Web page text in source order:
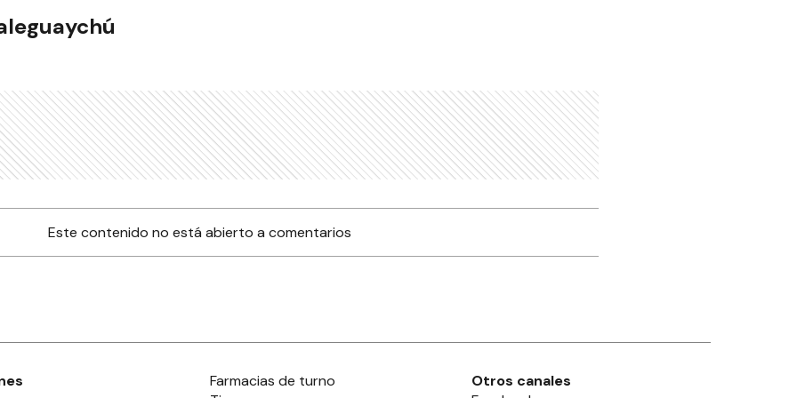
Este contenido no está abierto a comentarios
Farmacias de turno
Otros canales